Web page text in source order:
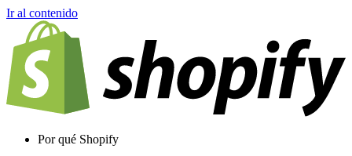
Ir al contenido
Por qué Shopify